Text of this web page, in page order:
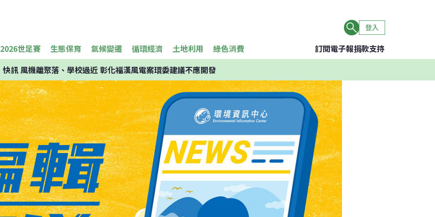
登入
2026世足賽 生態保育 氣候變遷 循環經濟 土地利用 綠色消費 訂閱電子報捐款支持
快訊風機離聚落、學校過近 彰化福漢風電案環委建議不應開發